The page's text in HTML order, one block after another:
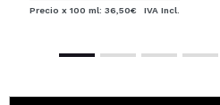
Precio x 100 ml: 36,50€ IVA Incl.